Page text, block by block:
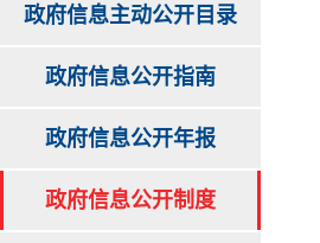
政府信息主动公开目录
政府信息公开指南
政府信息公开年报
政府信息公开制度